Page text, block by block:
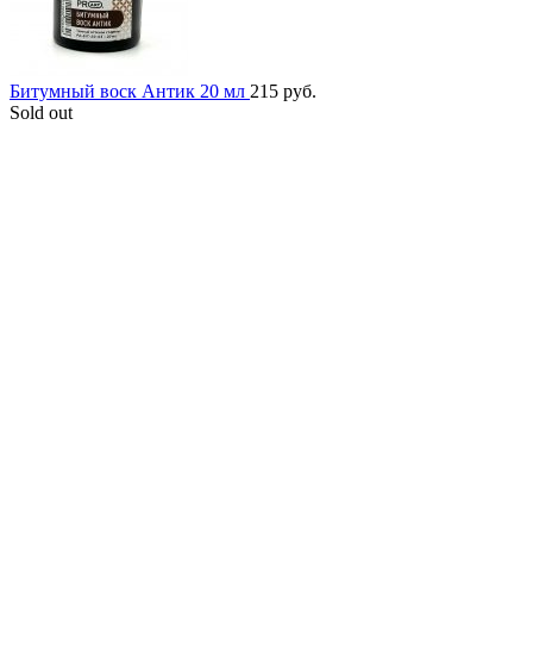
Битумный воск Антик 20 мл 215 руб.
Sold out